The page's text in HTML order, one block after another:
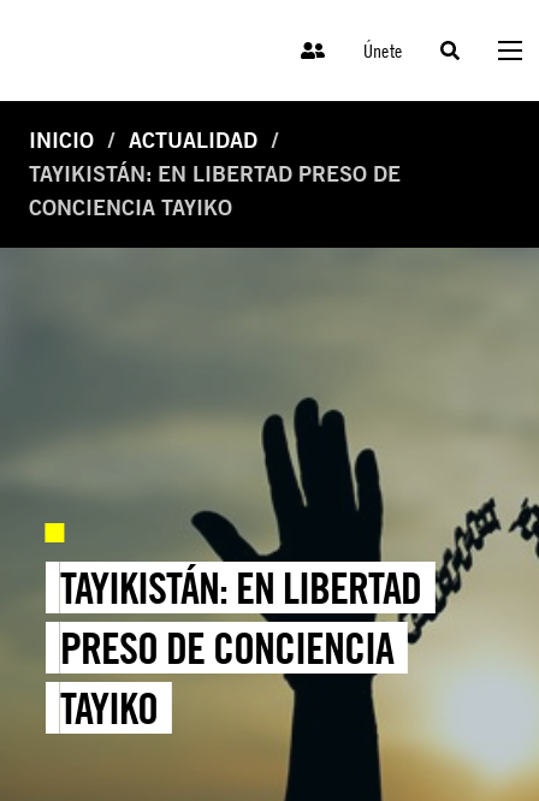
Únete
INICIO
ACTUALIDAD
TAYIKISTÁN: EN LIBERTAD PRESO DE
CONCIENCIA TAYIKO
TAYIKISTÁN: EN LIBERTAD
PRESO DE CONCIENCIA
TAYIKO